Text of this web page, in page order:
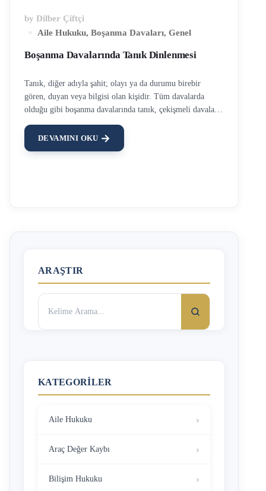
by Dilber Çiftçi
Aile Hukuku, Boşanma Davaları, Genel
Boşanma Davalarında Tanık Dinlenmesi
Tanık, diğer adıyla şahit; olayı ya da durumu birebir
gören, duyan veya bilgisi olan kişidir. Tüm davalarda
olduğu gibi boşanma davalarında tanık, çekişmeli davaların
davanın seyrini değiştirebilmekte, hatta yön vermektedir.
Boşanma davasında tanık listesi verirken, olaya birebir
aktarabilen kişiler de olmalıdır. Bazı …
DEVAMINI OKU
ARAŞTIR
Arama:
KATEGORILER
Aile Hukuku
Araç Değer Kaybı
Bilişim Hukuku